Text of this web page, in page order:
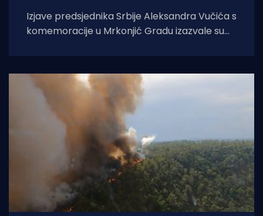
Izjave predsjednika Srbije Aleksandra Vučića s
komemoracije u Mrkonjić Gradu izazvale su